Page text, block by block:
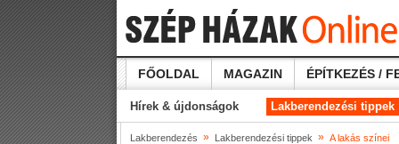
FŐOLDAL MAGAZIN ÉPÍTKEZÉS /
Hírek & újdonságok Lakberendezési tippek
Lakberendezés » Lakberendezési tippek » A lakás színei